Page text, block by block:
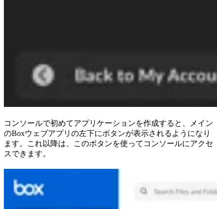
コンソールで初めてアプリケーションを作成すると、メイン
のBoxウェブアプリの左下にボタンが表示されるようになり
ます。これ以降は、このボタンを使ってコンソールにアクセ
スできます。